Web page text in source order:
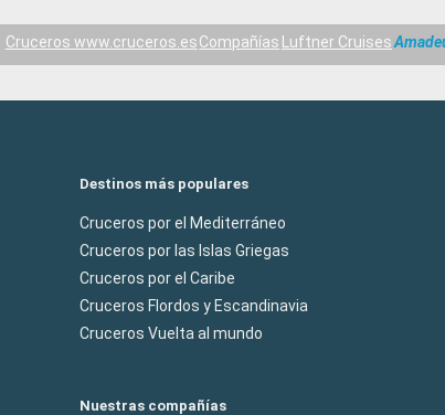
Cruceros www.cruceros.esCompañías Luftner Cruises
Destinos más populares
Cruceros por el Mediterráneo
Cruceros por las Islas Griegas
Cruceros por el Caribe
Cruceros Flordos y Escandinavia
Cruceros Vuelta al mundo
Nuestras compañías